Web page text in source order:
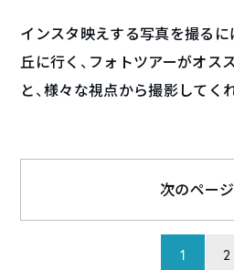
インスタ映えする写真を撮るに
丘に行く、フォトツアーがオス
と、様々な視点から撮影してく
1 2
次のペー